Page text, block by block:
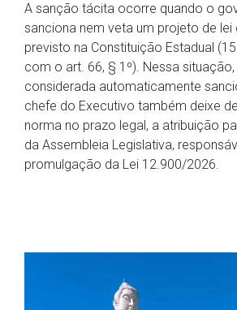
A sanção tácita ocorre quando o
sanciona nem veta um projeto de
previsto na Constituição Estadual
com o art. 66, § 1º). Nessa
considerada automaticamente
chefe do Executivo também deixe
norma no prazo legal, a atribuição
da Assembleia Legislativa,
promulgação da Lei 12.900/2026.